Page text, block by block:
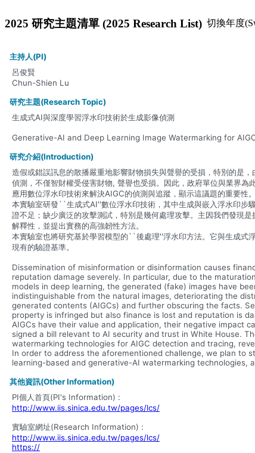
2025 研究主題清單 (2025 Research List) 切換年度
主持人(PI)
呂俊賢
Chun-Shien Lu
研究主題(Research Topic)
生成式AI與深度學習浮水印技術於生成影像偵測
Generative-AI and Deep Learning Image Watermarking for
研究介紹(Introduction)
造假或錯誤訊息的散播嚴重地影響財物損失與聲譽的受損，特別的
偵測，不僅智財權受侵害財物, 聲譽也受損。因此，政府單位與業界
應用數位浮水印技術來解決AIGC的偵測與追蹤，顯示這議題的重要性。
本實驗室研發``生成式AI''數位浮水印技術，其中生成與嵌入浮水印步
證不足；缺少廣泛的攻擊測試，特別是幾何處理攻擊。主因我們發現
解釋性，並提出實務的高強韌性方法。
本實驗室也將研究基於學習模型的``後處理''浮水印方法。它與生成式
現有的驗證基準。
Dissemination of misinformation or disinformation causes
reputation damage severely. In particular, due to the
models in deep learning, the generated (fake) images have
indistinguishable from the natural images, deteriorating the
generated contents (AIGCs) and further obscuring the facts.
property is infringed but also finance is lost and reputation is
AIGCs have their value and application, their negative impact
signed a bill relevant to AI security and trust in White House.
watermarking technologies for AIGC detection and tracing,
In order to address the aforementioned challenge, we plan to
learning-based and generative-AI watermarking technologies,
其他資訊(Other Information)
PI個人首頁(PI's Information) :
http://www.iis.sinica.edu.tw/pages/lcs/
實驗室網址(Research Information) :
http://www.iis.sinica.edu.tw/pages/lcs/
https://